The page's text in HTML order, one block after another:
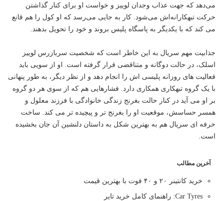
می‌دهد که جهت عذاب وجدان لوییز و خواست او برای کنار گذاشتن
حرکت تبهکارانه‌اش می‌شود. کار به جایی می‌رسد که او کول را هم قانع
می کند که با یکدیگر به پاسگاه پلیس بروند و خود را تحویل بدهند.
جذابیت مهم سریال به این خاطر است که شخصیت سربازرس لوییز
اسلک، در حالت دوگانه و متناقضی قرار گرفته است. او از سویی باید
فعالیت های روزانه پلیسی اش را انجام دهد و از نظر دیگر، به طور پنهانی
با یک گروه تبهکاری همکاری دارد. فشارهایی هم که از سوی هر دو گروه
بر او می آید در کنار حالت بغرنج زندگی خانوادگی با فرزند معلول و
همسر حساسش، موقعیت او را بغرنج تر و پیچیده تر می کند. ساخت
حرفه ای سریال هم به بهترین شکل به داستان دلنشین آن جان بخشیده
است.
آخرین مطالب
خرید کانتینر ۲۰ و ۴۰ فوت با بهترین قیمت
Car Tyres: راهنمای کامل خرید تایر